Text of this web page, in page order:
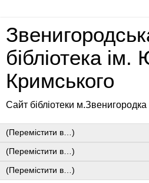
бібліотека
Кримського
Сайт бібліотеки м.Звенигородка